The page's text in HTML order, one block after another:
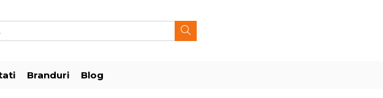
Branduri Blog